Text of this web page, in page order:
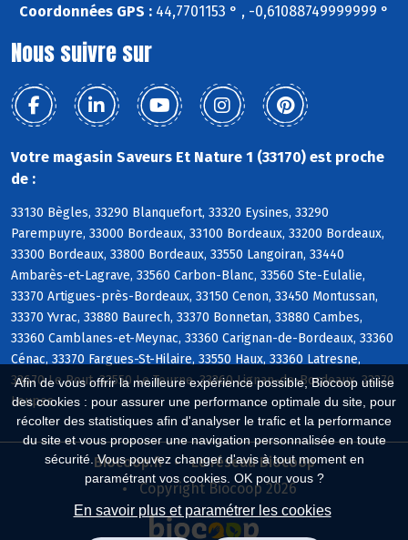
Afin de vous offrir la meilleure expérience possible, Biocoop utilise
des cookies : pour assurer une performance optimale du site, pour
récolter des statistiques afin d'analyser le trafic et la performance
du site et vous proposer une navigation personnalisée en toute
sécurité. Vous pouvez changer d'avis à tout moment en
paramétrant vos cookies. OK pour vous ?
En savoir plus et paramétrer les cookies
Coordonnées GPS : 44,7701153 ° , -0,61088749999999 °
Nous suivre sur
Votre magasin Saveurs Et Nature 1 (33170) est proche
de :
33130 Bègles, 33290 Blanquefort, 33320 Eysines, 33290
Parempuyre, 33000 Bordeaux, 33100 Bordeaux, 33200 Bordeaux,
33300 Bordeaux, 33800 Bordeaux, 33550 Langoiran, 33440
Ambarès-et-Lagrave, 33560 Carbon-Blanc, 33560 Ste-Eulalie,
33370 Artigues-près-Bordeaux, 33150 Cenon, 33450 Montussan,
33370 Yvrac, 33880 Baurech, 33370 Bonnetan, 33880 Cambes,
33360 Camblanes-et-Meynac, 33360 Carignan-de-Bordeaux, 33360
Cénac, 33370 Fargues-St-Hilaire, 33550 Haux, 33360 Latresne,
33670 Le Pout, 33550 Le Tourne, 33360 Lignan-de-Bordeaux, 33370
Loupes
Biocoop.fr
Le réseau Biocoop
Copyright Biocoop 2026